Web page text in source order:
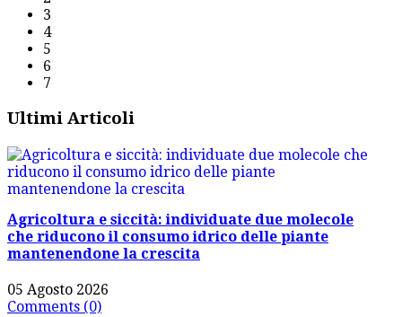
3
4
5
6
7
Ultimi Articoli
Agricoltura e siccità: individuate due molecole
che riducono il consumo idrico delle piante
mantenendone la crescita
05 Agosto 2026
Comments (0)